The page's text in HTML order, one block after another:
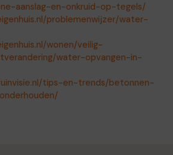
aanslag-en-onkruid-op-tegels/
problemenwijzer/water-
wonen/veilig-
water-opvangen-in-
tips-en-trends/betonnen-